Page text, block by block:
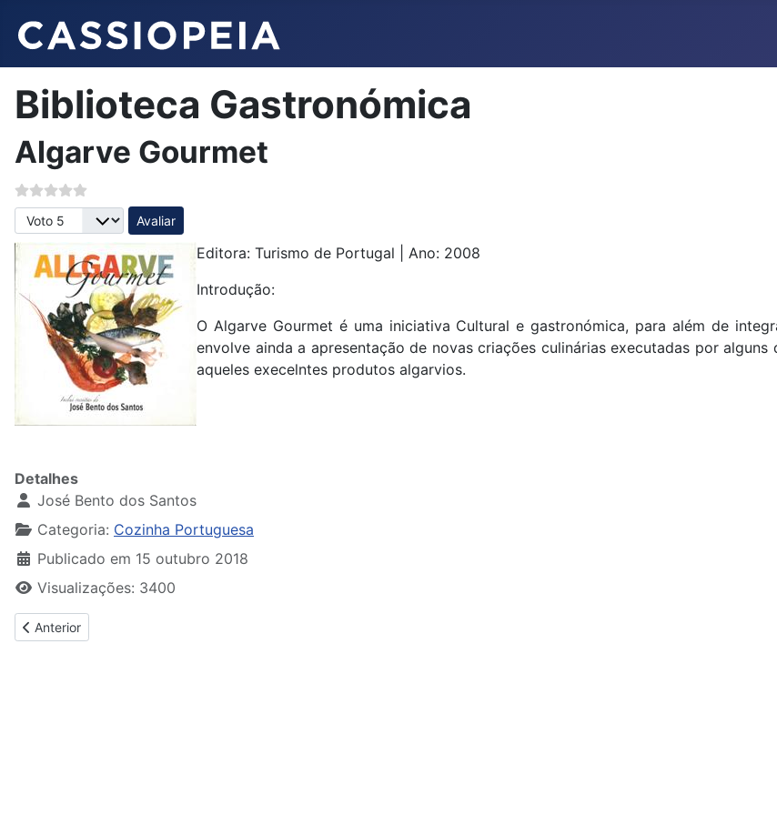
Biblioteca Gastronómica
Algarve Gourmet
Avalie, por favor
Editora: Turismo de Portugal | Ano: 2008
Introdução:
O Algarve Gourmet é uma iniciativa Cultural e gastronómica, para além de
envolve ainda a apresentação de novas criações culinárias executadas por
aqueles execelntes produtos algarvios.
Detalhes
José Bento dos Santos
Categoria: Cozinha Portuguesa
Publicado em 15 outubro 2018
Visualizações: 3400
Artigo anterior: Minho - Guia Gastronómico de Portugal
Anterior